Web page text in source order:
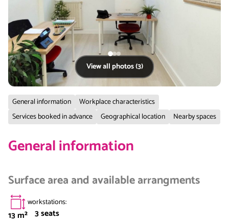
View all photos (3)
General information
Workplace characteristics
Services booked in advance
Geographical location Nearby spaces
General information
Surface area and available arrangments
13m²
workstations:
3seats